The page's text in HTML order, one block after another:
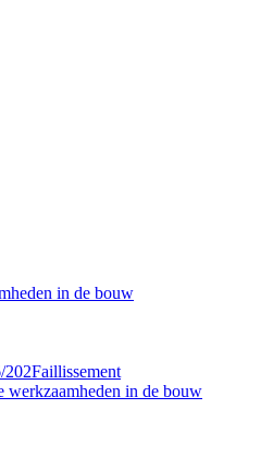
in de bouw
202Faillissement
werkzaamheden in de bouw